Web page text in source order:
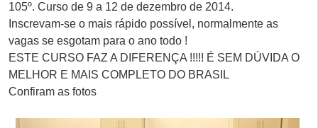
105º. Curso de 9 a 12 de dezembro de 2014.
Inscrevam-se o mais rápido possível, normalmente as
vagas se esgotam para o ano todo !
ESTE CURSO FAZ A DIFERENÇA !!!!! É SEM DÚVIDA O
MELHOR E MAIS COMPLETO DO BRASIL
Confiram as fotos